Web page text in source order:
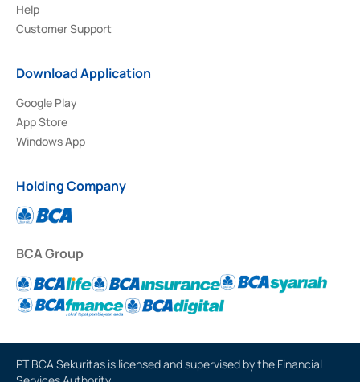
Help
Customer Support
Download Application
Google Play
App Store
Windows App
Holding Company
BCA Group
PT BCA Sekuritas is licensed and supervised by the Financial